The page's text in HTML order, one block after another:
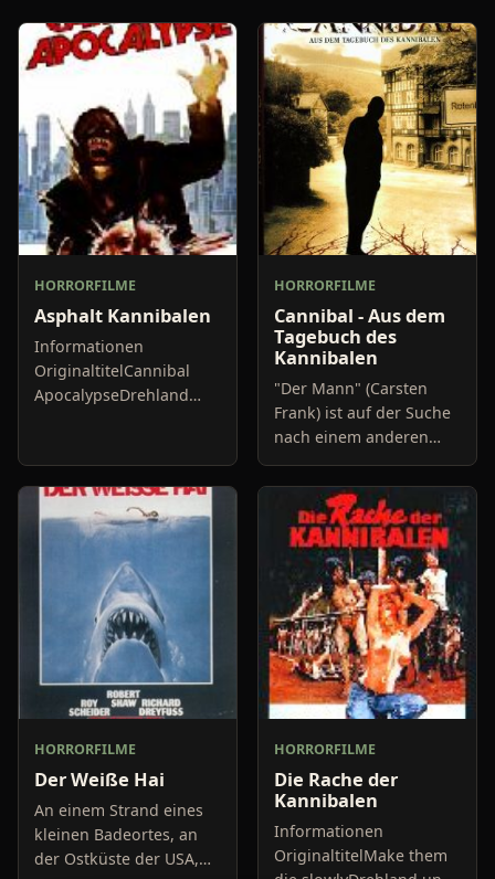
HORRORFILME
Asphalt Kannibalen
Informationen
OriginaltitelCannibal
ApocalypseDrehland
MinutenDarstellerJohn
Saxon Elizabeth
TurnerRegieAnthony M.
Dawson
HORRORFILME
Cannibal - Aus dem
Tagebuch des
Kannibalen
"Der Mann" (Carsten
Frank) ist auf der Suche
nach einem anderen
Menschen, der in der
Lage ist, sein tiefstes,
inneres Verlangen zu
stillen. Sein insg
HORRORFILME
Der Weiße Hai
An einem Strand eines
kleinen Badeortes, an
der Ostküste der USA,
HORRORFILME
Die Rache der
Kannibalen
Informationen
OriginaltitelMake them